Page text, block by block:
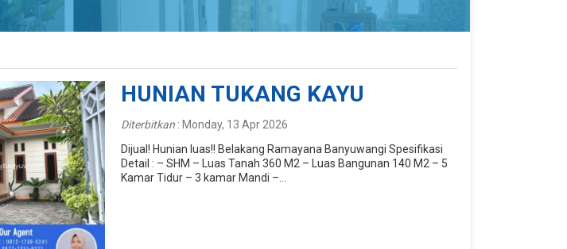
HUNIAN TUKANG KAYU
Diterbitkan : Monday, 13 Apr 2026
Dijual! Hunian luas!! Belakang Ramayana Banyuwangi Spesifikasi
Detail : – SHM – Luas Tanah 360 M2 – Luas Bangunan 140 M2 – 5
Kamar Tidur – 3 kamar Mandi –...